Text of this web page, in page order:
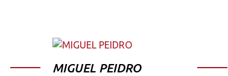
MIGUEL PEIDRO